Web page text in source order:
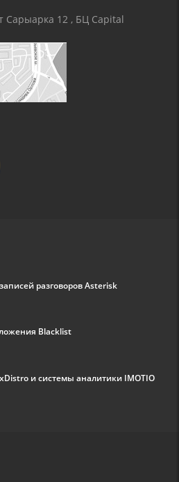
Сарыарка 12 , БЦ Capital
разговоров Asterisk
Blacklist
и системы аналитики IMOTIO